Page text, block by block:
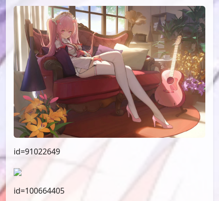
id=91022649
id=100664405